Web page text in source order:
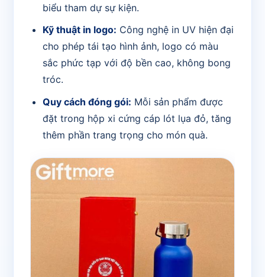
biểu tham dự sự kiện.
Kỹ thuật in logo: Công nghệ in UV hiện đại
cho phép tái tạo hình ảnh, logo có màu
sắc phức tạp với độ bền cao, không bong
tróc.
Quy cách đóng gói: Mỗi sản phẩm được
đặt trong hộp xi cứng cáp lót lụa đỏ, tăng
thêm phần trang trọng cho món quà.